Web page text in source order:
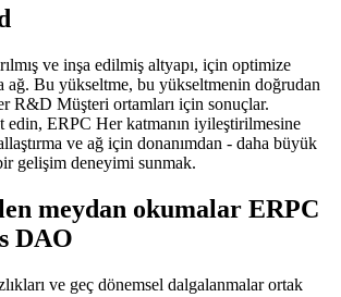
ve inşa edilmiş altyapı, için optimize
ağ. Bu yükseltme, bu yükseltmenin doğrudan
R&D Müşteri ortamları için sonuçlar.
edin, ERPC Her katmanın iyileştirilmesine
ve ağ için donanımdan - daha büyük
gelişim deneyimi sunmak.
meydan okumalar ERPC
DAO
ve geç dönemsel dalgalanmalar ortak